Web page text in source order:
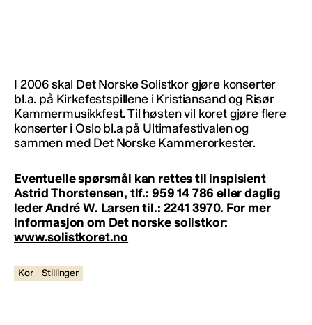
I 2006 skal Det Norske Solistkor gjøre konserter
bl.a. på Kirkefestspillene i Kristiansand og Risør
Kammermusikkfest. Til høsten vil koret gjøre flere
konserter i Oslo bl.a på Ultimafestivalen og
sammen med Det Norske Kammerorkester.
Eventuelle spørsmål kan rettes til inspisient
Astrid Thorstensen, tlf.: 959 14 786 eller daglig
leder André W. Larsen til.: 2241 3970. For mer
informasjon om Det norske solistkor:
www.solistkoret.no
Kor Stillinger